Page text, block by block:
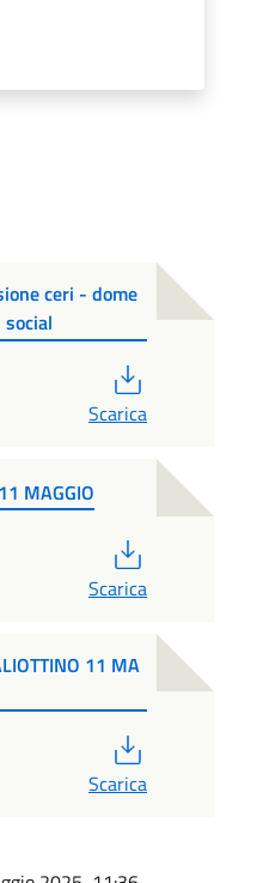
ceri - dome
Scarica
MAGGIO
Scarica
11 MA
Scarica